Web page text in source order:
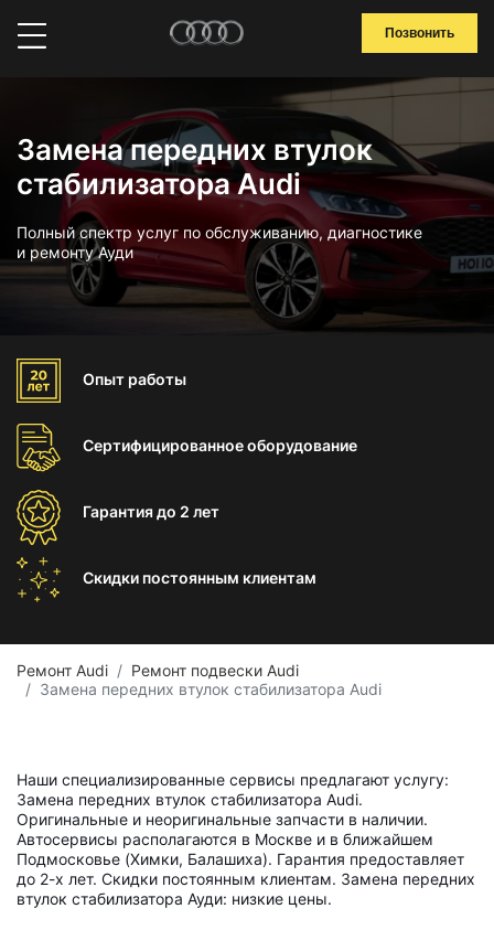
Позвонить
Замена передних втулок
стабилизатора Audi
Полный спектр услуг по обслуживанию, диагностике
и ремонту Ауди
Опыт работы
Сертифицированноеоборудование
Гарантиядо 2 лет
Скидки постоянным клиентам
Ремонт Audi
Ремонт подвески Audi
Замена передних втулок стабилизатора Audi
Наши специализированные сервисы предлагают услугу:
Замена передних втулок стабилизатора Audi.
Оригинальные и неоригинальные запчасти в наличии.
Автосервисы располагаются в Москве и в ближайшем
Подмосковье (Химки, Балашиха). Гарантия предоставляет
до 2-х лет. Скидки постоянным клиентам. Замена передних
втулок стабилизатора Ауди: низкие цены.